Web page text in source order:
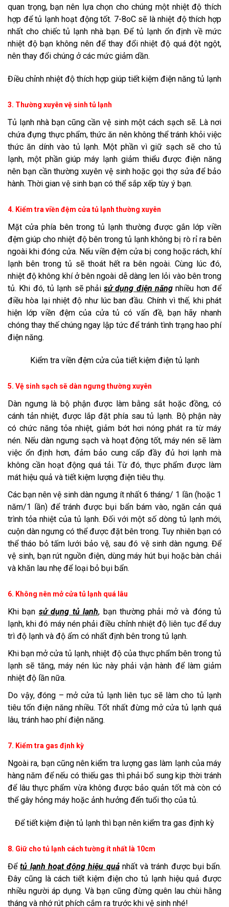
quan trọng, bạn nên lựa chọn cho chúng một nhiệt độ thích
hợp để tủ lạnh hoạt động tốt. 7-8oC sẽ là nhiệt độ thích hợp
nhất cho chiếc tủ lạnh nhà bạn. Để tủ lạnh ổn định về mức
nhiệt độ bạn không nên để thay đổi nhiệt độ quá đột ngột,
nên thay đổi chúng ở các mức giảm dần.
Điều chỉnh nhiệt độ thích hợp giúp tiết kiệm điện năng tủ lạnh
3. Thường xuyên vệ sinh tủ lạnh
Tủ lạnh nhà bạn cũng cần vệ sinh một cách sạch sẽ. Là nơi
chứa đựng thực phẩm, thức ăn nên không thể tránh khỏi việc
thức ăn dính vào tủ lạnh. Một phần vì giữ sạch sẽ cho tủ
lạnh, một phần giúp máy lạnh giảm thiểu được điện năng
nên bạn cần thường xuyên vệ sinh hoặc gọi thợ sửa để bảo
hành. Thời gian vệ sinh bạn có thể sắp xếp tùy ý bạn.
4. Kiểm tra viền đệm cửa tủ lạnh thường xuyên
Mặt cửa phía bên trong tủ lạnh thường được gắn lớp viền
đệm giúp cho nhiệt độ bên trong tủ lạnh không bị rò rỉ ra bên
ngoài khi đóng cửa. Nếu viền đệm cửa bị cong hoặc rách, khí
lạnh bên trong tủ sẽ thoát hết ra bên ngoài. Cùng lúc đó,
nhiệt độ không khí ở bên ngoài dễ dàng len lỏi vào bên trong
tủ. Khi đó, tủ lạnh sẽ phảisử dụng điện năng nhiều hơn để
điều hòa lại nhiệt độ như lúc ban đầu. Chính vì thế, khi phát
hiện lớp viền đệm của cửa tủ có vấn đề, bạn hãy nhanh
chóng thay thế chúng ngay lập tức để tránh tình trạng hao phí
điện năng.
Kiểm tra viền đệm cửa của tiết kiệm điện tủ lạnh
5. Vệ sinh sạch sẽ dàn ngưng thường xuyên
Dàn ngưng là bộ phận được làm bằng sắt hoặc đồng, có
cánh tản nhiệt, được lắp đặt phía sau tủ lạnh. Bộ phận này
có chức năng tỏa nhiệt, giảm bớt hơi nóng phát ra từ máy
nén. Nếu dàn ngưng sạch và hoạt động tốt, máy nén sẽ làm
việc ổn định hơn, đảm bảo cung cấp đầy đủ hơi lạnh mà
không cần hoạt động quá tải. Từ đó, thực phẩm được làm
mát hiệu quả và tiết kiệm lượng điện tiêu thụ.
Các bạn nên vệ sinh dàn ngưng ít nhất 6 tháng/ 1 lần (hoặc 1
năm/1 lần) để tránh được bụi bẩn bám vào, ngăn cản quá
trình tỏa nhiệt của tủ lạnh. Đối với một số dòng tủ lạnh mới,
cuộn dàn ngưng có thể được đặt bên trong. Tuy nhiên bạn có
thể tháo bỏ tấm lưới bảo vệ, sau đó vệ sinh dàn ngưng. Để
vệ sinh, bạn rút nguồn điện, dùng máy hút bụi hoặc bàn chải
và khăn lau nhẹ để loại bỏ bụi bẩn.
6. Không nên mở cửa tủ lạnh quá lâu
Khi bạn sử dụng tủ lạnh, bạn thường phải mở và đóng tủ
lạnh, khi đó máy nén phải điều chỉnh nhiệt độ liên tục để duy
trì độ lạnh và độ ẩm có nhất định bên trong tủ lạnh.
Khi bạn mở cửa tủ lạnh, nhiệt độ của thực phẩm bên trong tủ
lạnh sẽ tăng, máy nén lúc này phải vận hành để làm giảm
nhiệt độ lần nữa.
Do vậy, đóng – mở cửa tủ lạnh liên tục sẽ làm cho tủ lạnh
tiêu tốn điện năng nhiều. Tốt nhất đừng mở cửa tủ lạnh quá
lâu, tránh hao phí điện năng.
7. Kiểm tra gas định kỳ
Ngoài ra, bạn cũng nên kiểm tra lượng gas làm lạnh của máy
hàng năm để nếu có thiếu gas thì phải bổ sung kịp thời tránh
để lâu thực phẩm vừa không được bảo quản tốt mà còn có
thể gây hỏng máy hoặc ảnh hưởng đến tuổi thọ của tủ.
Để tiết kiệm điện tủ lạnh thì bạn nên kiểm tra gas định kỳ
8. Giữ cho tủ lạnh cách tường ít nhất là 10cm
Đểtủ lạnh hoạt động hiệu quảnhất và tránh được bụi bẩn.
Đây cũng là cách tiết kiệm điện cho tủ lạnh hiệu quả được
nhiều người áp dụng. Và bạn cũng đừng quên lau chùi hằng
tháng và nhớ rút phích cắm ra trước khi vệ sinh nhé!